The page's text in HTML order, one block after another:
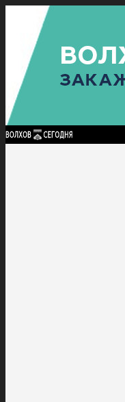
Найти:
ГЛАВНАЯ ПОЛИТИКА
ПОЛИТИКА
КУЛЬТУРА